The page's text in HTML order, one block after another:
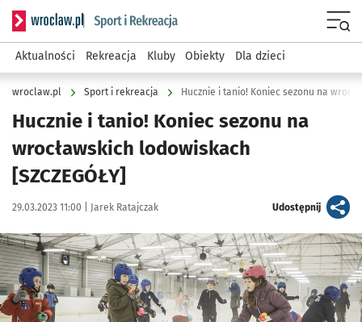
Serwis informacyjny wroclaw.pl podserwis: Sport i rekreacja
Aktualności Rekreacja Kluby Obiekty Dla dzieci
wroclaw.pl Sport i rekreacja Hucznie i tanio! Koniec sezonu na
Hucznie i tanio! Koniec sezonu na
wrocławskich lodowiskach
[SZCZEGÓŁY]
Data publikacji:
29.03.2023 11:00 | Autor:
Jarek Ratajczak Udostępnijartykuł
Kliknij, aby powiększyć